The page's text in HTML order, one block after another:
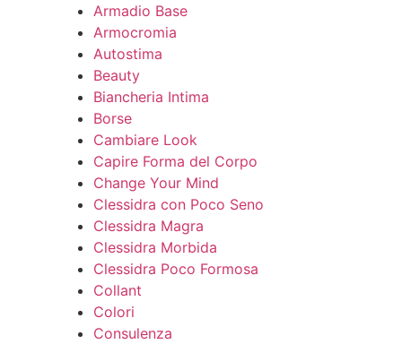
Armadio Base
Armocromia
Autostima
Beauty
Biancheria Intima
Borse
Cambiare Look
Capire Forma del Corpo
Change Your Mind
Clessidra con Poco Seno
Clessidra Magra
Clessidra Morbida
Clessidra Poco Formosa
Collant
Colori
Consulenza